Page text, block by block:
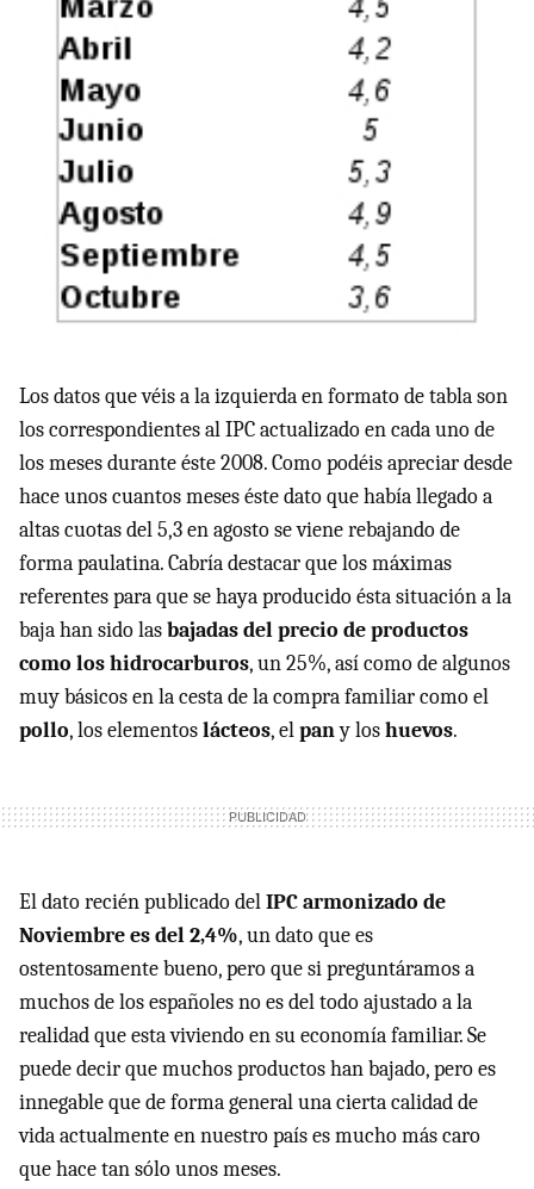
Los datos que véis a la izquierda en formato de tabla son
los correspondientes alIPCactualizado en cada uno de
los meses durante éste 2008. Como podéis apreciar desde
hace unos cuantos meses éste dato que había llegado a
altas cuotas del 5,3 en agosto se viene rebajando de
forma paulatina. Cabría destacar que los máximas
referentes para que se haya producido ésta situación a la
baja han sido lasbajadas del precio de productos
como los hidrocarburos, un 25%, así como de algunos
muy básicos en la cesta de la compra familiar como el
pollo, los elementoslácteos, elpany loshuevos.
El dato recién publicado delIPCarmonizado de
Noviembre es del 2,4%, un dato que es
ostentosamente bueno, pero que si preguntáramos a
muchos de los españoles no es del todo ajustado a la
realidad que esta viviendo en su economía familiar. Se
puede decir que muchos productos han bajado, pero es
innegable que de forma general una cierta calidad de
vida actualmente en nuestro país es mucho más caro
que hace tan sólo unos meses.